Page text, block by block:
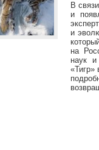
В
и
и
на
наук
«Тигр»